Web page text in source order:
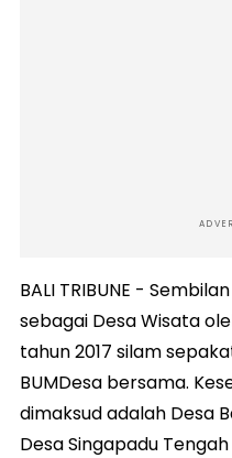
BALI TRIBUNE -
sebagai Desa Wisata
tahun 2017 silam
BUMDesa bersama.
dimaksud adalah Desa
Desa Singapadu